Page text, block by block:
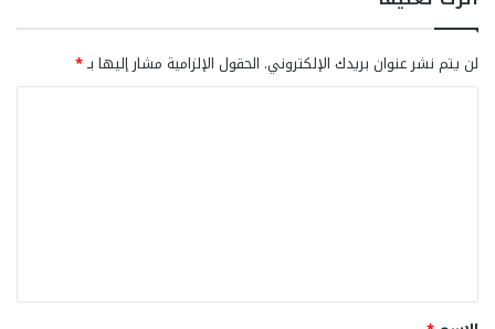
لن يتم نشر عنوان بريدك الإلكتروني. الحقول الإلزامية مشار إليها بـ*
ق